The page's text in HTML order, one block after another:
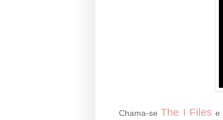
Chama-se The I Files e